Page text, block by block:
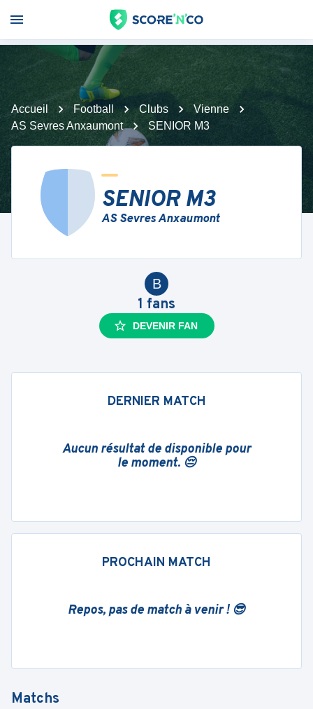
Accueil Football Clubs
Vienne
AS Sevres Anxaumont
SENIOR M3
SENIOR M3
AS Sevres Anxaumont
B
1 fans
DEVENIR FAN
DERNIER MATCH
Aucun résultat de disponible pour
le moment. 😔
PROCHAIN MATCH
Repos, pas de match à venir ! 😎
Matchs